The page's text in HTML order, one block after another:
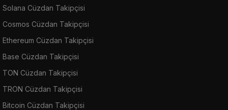
Solana Cüzdan Takipçisi
Cosmos Cüzdan Takipçisi
Ethereum Cüzdan Takipçisi
Base Cüzdan Takipçisi
TON Cüzdan Takipçisi
TRON Cüzdan Takipçisi
Bitcoin Cüzdan Takipçisi